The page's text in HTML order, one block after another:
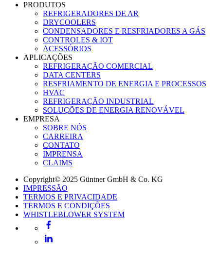
PRODUTOS
REFRIGERADORES DE AR
DRYCOOLERS
CONDENSADORES E RESFRIADORES A GÁS
CONTROLES & IOT
ACESSÓRIOS
APLICAÇÕES
REFRIGERAÇÃO COMERCIAL
DATA CENTERS
RESFRIAMENTO DE ENERGIA E PROCESSOS
HVAC
REFRIGERAÇÃO INDUSTRIAL
SOLUÇÕES DE ENERGIA RENOVÁVEL
EMPRESA
SOBRE NÓS
CARREIRA
CONTATO
IMPRENSA
CLAIMS
Copyright© 2025 Güntner GmbH & Co. KG
IMPRESSÃO
TERMOS E PRIVACIDADE
TERMOS E CONDIÇÕES
WHISTLEBLOWER SYSTEM